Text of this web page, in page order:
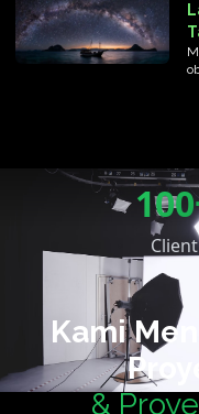
Client
Kami
&